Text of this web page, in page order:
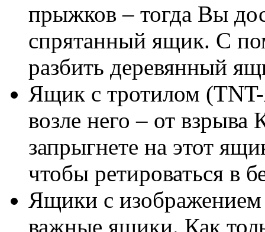
прыжков – тогда Вы
спрятанный ящик. С
разбить деревянный
Ящик с тротилом
возле него – от
запрыгнете на этот
чтобы ретироваться в
Ящики с
важные ящики. Как